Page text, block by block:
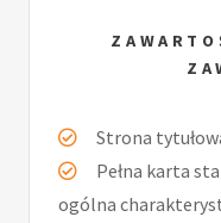
Strona
Pełna karta
ogólna